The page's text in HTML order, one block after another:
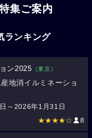
集ご案内
ランキング
ン2025 （東京）
地消イルミネーショ
～2026年1月31日
★★★★☆ 8